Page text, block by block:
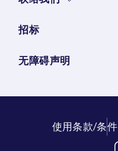
招标
无障碍声明
使用条款/条件